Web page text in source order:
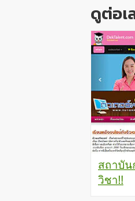
ดูต่อเ
สถาบัน
วิชา!!